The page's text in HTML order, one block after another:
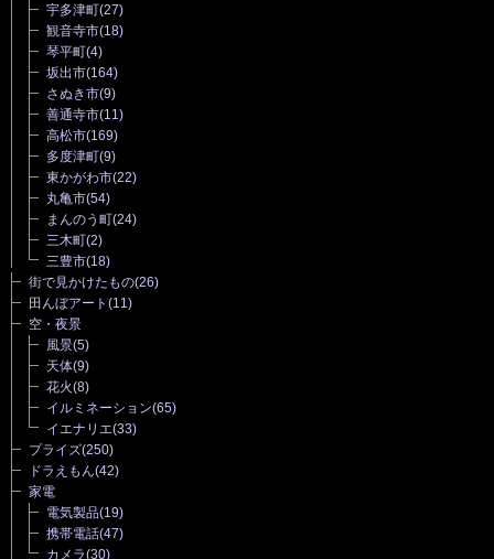
宇多津町(27)
観音寺市(18)
琴平町(4)
坂出市(164)
さぬき市(9)
善通寺市(11)
高松市(169)
多度津町(9)
東かがわ市(22)
丸亀市(54)
まんのう町(24)
三木町(2)
三豊市(18)
街で見かけたもの(26)
田んぼアート (11)
空・夜景
風景(5)
天体(9)
花火(8)
イルミネーション(65)
イエナリエ(33)
プライズ(250)
ドラえもん(42)
家電
電気製品(19)
携帯電話(47)
カメラ(30)